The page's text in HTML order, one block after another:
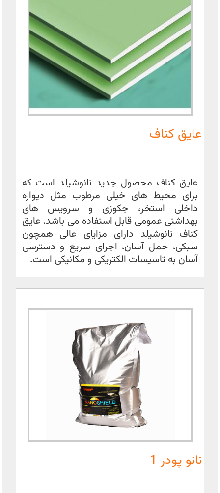
عایق کناف
عایق کناف محصول جدید نانوشیلد است که
برای محیط های خیلی مرطوب مثل دیواره
داخلی استخر، جکوزی و سرویس های
بهداشتی عمومی قابل استفاده می باشد. عایق
کناف نانوشیلد دارای مزایای عالی همچون
سبکی، حمل آسان، اجرای سریع و دسترسی
آسان به تاسیسات الکتریکی و مکانیکی است.
نانو پودر 1